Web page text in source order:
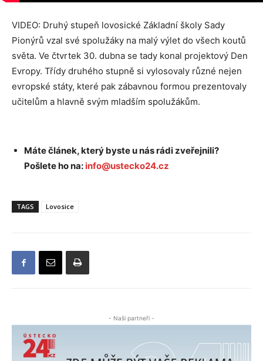
VIDEO: Druhý stupeň lovosické Základní školy Sady
Pionýrů vzal své spolužáky na malý výlet do všech koutů
světa. Ve čtvrtek 30. dubna se tady konal projektový Den
Evropy. Třídy druhého stupně si vylosovaly různé nejen
evropské státy, které pak zábavnou formou prezentovaly
učitelům a hlavně svým mladším spolužákům.
Máte článek, který byste u nás rádi zveřejnili?
Pošlete ho na: info@ustecko24.cz
TAGS Lovosice
- Naši partneři -